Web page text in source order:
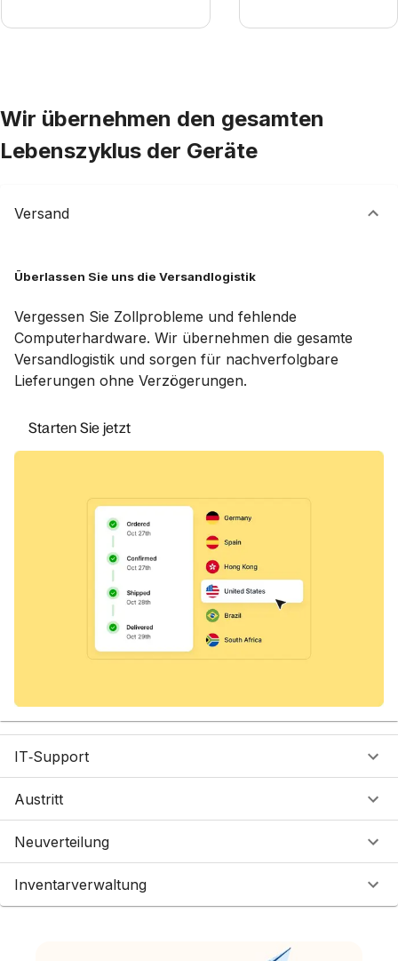
Wir übernehmen den gesamten
Lebenszyklus der Geräte
Versand
Überlassen Sie uns die Versandlogistik
Vergessen Sie Zollprobleme und fehlende
Computerhardware. Wir übernehmen die gesamte
Versandlogistik und sorgen für nachverfolgbare
Lieferungen ohne Verzögerungen.
Starten Sie jetzt
IT‑Support
Austritt
Neuverteilung
Inventarverwaltung